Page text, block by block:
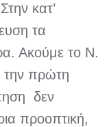
κατ’
τα
Ακούμε το Ν.
την πρώτη
δεν
προοπτική,